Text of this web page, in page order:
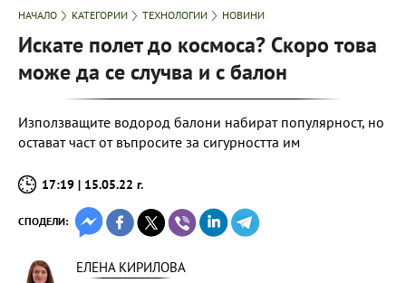
НАЧАЛО КАТЕГОРИИ ТЕХНОЛОГИИ НОВИНИ
Искате полет до космоса? Скоро това
може да се случва и с балон
Използващите водород балони набират популярност, но
остават част от въпросите за сигурността им
17:19 | 15.05.22 г.
СПОДЕЛИ:
ЕЛЕНА КИРИЛОВА